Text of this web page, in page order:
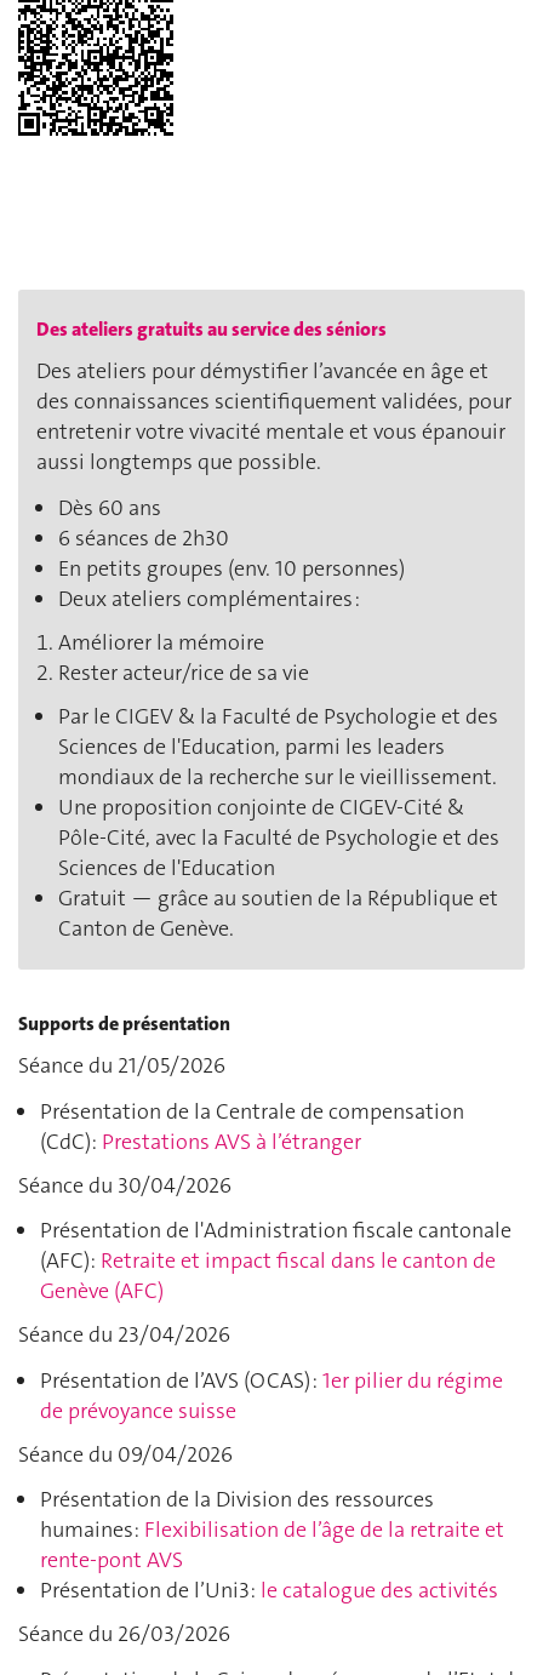
Des ateliers gratuits au service des séniors
Des ateliers pour démystifier l’avancée en âge et
des connaissances scientifiquement validées, pour
entretenir votre vivacité mentale et vous épanouir
aussi longtemps que possible.
Dès 60 ans
6 séances de 2h30
En petits groupes (env. 10 personnes)
Deux ateliers complémentaires :
Améliorer la mémoire
Rester acteur/rice de sa vie
Par le CIGEV & la Faculté de Psychologie et des
Sciences de l'Education, parmi les leaders
mondiaux de la recherche sur le vieillissement.
Une proposition conjointe de CIGEV-Cité &
Pôle-Cité, avec la Faculté de Psychologie et des
Sciences de l'Education
Gratuit — grâce au soutien de la République et
Canton de Genève.
Supports de présentation
Séance du 21/05/2026
Présentation de la Centrale de compensation
(CdC): Prestations AVS à l’étranger
Séance du 30/04/2026
Présentation de l'Administration fiscale cantonale
(AFC): Retraite et impact fiscal dans le canton de
Genève (AFC)
Séance du 23/04/2026
Présentation de l’AVS (OCAS) : 1er pilier du régime
de prévoyance suisse
Séance du 09/04/2026
Présentation de la Division des ressources
humaines: Flexibilisation de l’âge de la retraite et
rente-pont AVS
Présentation de l’Uni3: le catalogue des activités
Séance du 26/03/2026